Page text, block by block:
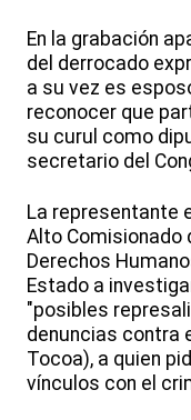
En la grabación
del derrocado
a su vez es
reconocer que
su curul como
secretario del
La representante
Alto Comisionado
Derechos
Estado a
"posibles
denuncias contra
Tocoa), a quien
vínculos con el